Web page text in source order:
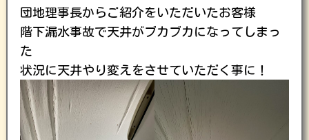
団地理事長からご紹介をいただいたお客様
階下漏水事故で天井がブカブカになってしまっ
た
状況に天井やり変えをさせていただく事に！